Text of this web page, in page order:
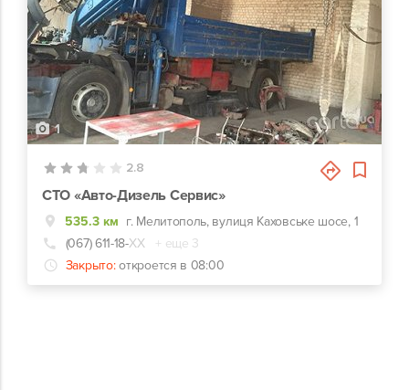
1
2.8
СТО «Авто-Дизель Сервис»
535.3 км г. Мелитополь, вулиця Каховське шосе, 1
(067) 611-18-ХХ
+ еще 3
Закрыто: откроется в 08:00